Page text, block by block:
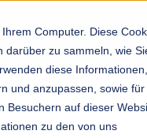
Computer. Diese
zu sammeln, wie
diese
und anzupassen, sowie für
Besuchern auf dieser
zu den von uns